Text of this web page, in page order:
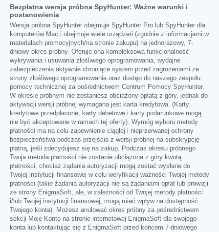
Bezpłatna wersja próbna SpyHunter: Ważne warunki i
postanowienia
Wersja próbna SpyHunter obejmuje SpyHunter Pro lub SpyHunter dla
komputerów Mac i obejmuje wiele urządzeń (zgodnie z informacjami w
materiałach promocyjnych/na stronie zakupu) na jednorazowy, 7-
dniowy okres próbny. Oferuje ona kompleksową funkcjonalność
wykrywania i usuwania złośliwego oprogramowania, wydajne
zabezpieczenia aktywnie chroniące system przed zagrożeniami ze
strony złośliwego oprogramowania oraz dostęp do naszego zespołu
pomocy technicznej za pośrednictwem Centrum Pomocy SpyHunter.
W okresie próbnym nie zostaniesz obciążony opłatą z góry, jednak do
aktywacji wersji próbnej wymagana jest karta kredytowa. (Karty
kredytowe przedpłacone, karty debetowe i karty podarunkowe mogą
nie być akceptowane w ramach tej oferty). Wymóg wyboru metody
płatności ma na celu zapewnienie ciągłej i nieprzerwanej ochrony
bezpieczeństwa podczas przejścia z wersji próbnej na subskrypcję
płatną, jeśli zdecydujesz się na zakup. Podczas okresu próbnego
Twoja metoda płatności nie zostanie obciążona z góry kwotą
płatności, chociaż żądania autoryzacji mogą zostać wysłane do
Twojej instytucji finansowej w celu weryfikacji ważności Twojej metody
płatności (takie żądania autoryzacji nie są żądaniami opłat lub prowizji
ze strony EnigmaSoft, ale, w zależności od Twojej metody płatności
i/lub Twojej instytucji finansowej, mogą mieć wpływ na dostępność
Twojego konta). Możesz anulować okres próbny za pośrednictwem
sekcji Moje Konto na stronie internetowej EnigmaSoft dla swojego
konta lub kontaktując się z EnigmaSoft przed końcem 7-dniowego